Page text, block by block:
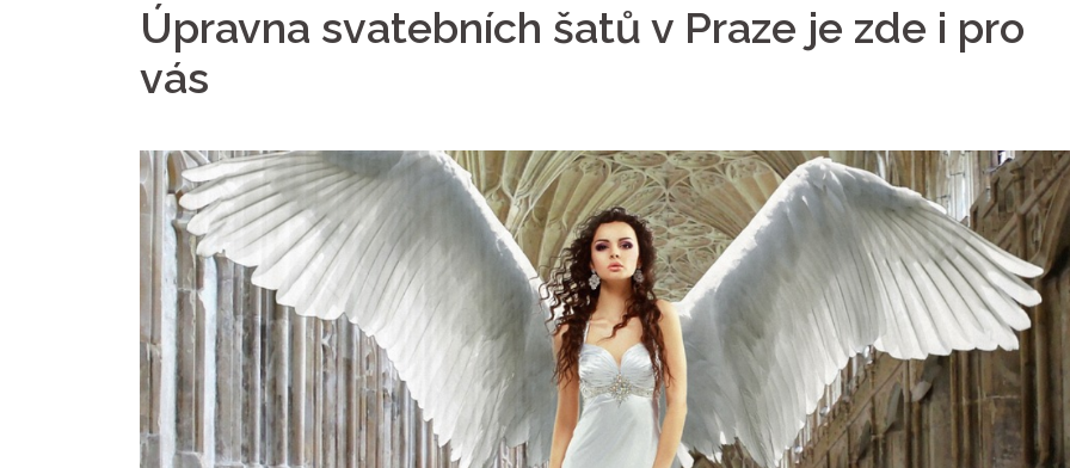
Úpravna svatebních šatů v Praze je zde i pro
vás